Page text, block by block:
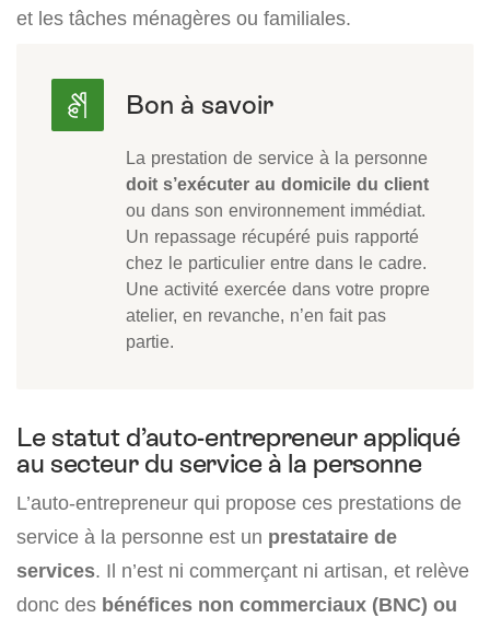
et les tâches ménagères ou familiales.
La prestation de service à la personne
doit s’exécuter au domicile du client
ou dans son environnement immédiat.
Un repassage récupéré puis rapporté
chez le particulier entre dans le cadre.
Une activité exercée dans votre propre
atelier, en revanche, n’en fait pas
partie.
Le statut d’auto-entrepreneur appliqué
au secteur du service à la personne
L’auto-entrepreneur qui propose ces prestations de
service à la personne est un prestataire de
services. Il n’est ni commerçant ni artisan, et relève
donc des bénéfices non commerciaux (BNC) ou